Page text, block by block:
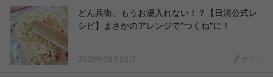
どん兵衛、もうお湯入れない！？【日清公式レ
シピ】まさかのアレンジで"つくね"に！
2026年08月02日 カリン